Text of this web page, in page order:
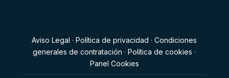
Aviso Legal ·Política de privacidad ·Condiciones
generales de contratación ·Política de cookies ·
Panel Cookies